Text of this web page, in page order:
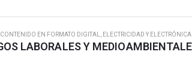
CONTENIDO EN FORMATO DIGITAL ELECTRICIDAD Y ELECTRÓNICA